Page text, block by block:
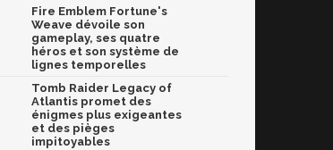
Fire Emblem Fortune's
Weave dévoile son
gameplay, ses quatre
héros et son système de
lignes temporelles
Tomb Raider Legacy of
Atlantis promet des
énigmes plus exigeantes
et des pièges
impitoyables